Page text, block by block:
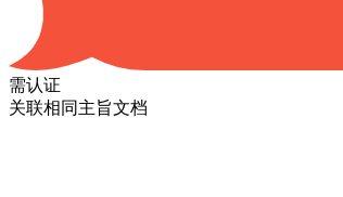
需认证
关联相同主旨文档